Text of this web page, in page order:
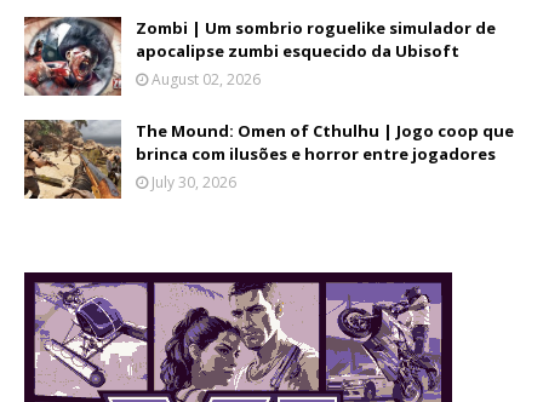
Zombi | Um sombrio roguelike simulador de
apocalipse zumbi esquecido da Ubisoft
August 02, 2026
The Mound: Omen of Cthulhu | Jogo coop que
brinca com ilusões e horror entre jogadores
July 30, 2026